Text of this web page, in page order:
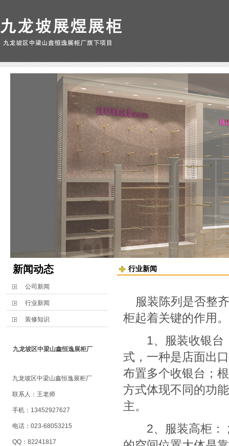
新闻动态
公司新闻
行业新闻
装修知识
九龙坡区中梁山鑫恒逸展柜厂
九龙坡区中梁山鑫恒逸展柜厂
联系人：王老师
手机：13452927627
电话：023-68053215
QQ：82241817
行业新闻
服装陈列是否整
柜起着关键的作用
1、服装收银台：
式，一种是店面出
布置多个收银台；
方式体现不同的功
主。
2、服装高柜： ;